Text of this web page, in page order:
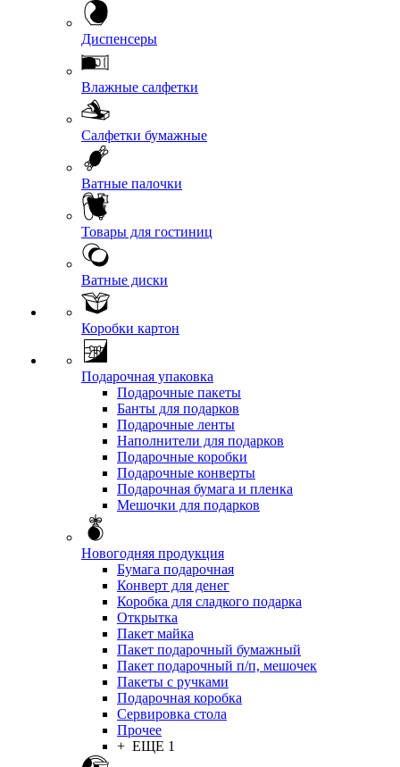
Диспенсеры
Влажные салфетки
Салфетки бумажные
Ватные палочки
Товары для гостиниц
Ватные диски
Коробки картон
Подарочная упаковка
Подарочные пакеты
Банты для подарков
Подарочные ленты
Наполнители для подарков
Подарочные коробки
Подарочные конверты
Подарочная бумага и пленка
Мешочки для подарков
Новогодняя продукция
Бумага подарочная
Конверт для денег
Коробка для сладкого подарка
Открытка
Пакет майка
Пакет подарочный бумажный
Пакет подарочный п/п, мешочек
Пакеты с ручками
Подарочная коробка
Сервировка стола
Прочее
+ ЕЩЕ 1